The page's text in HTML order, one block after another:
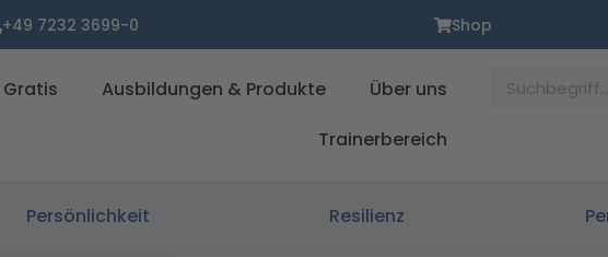
+49 7232 3699-0 Shop
Gratis Ausbildungen & Produkte
Über uns
Trainerbereich
Persönlichkeit Resilienz